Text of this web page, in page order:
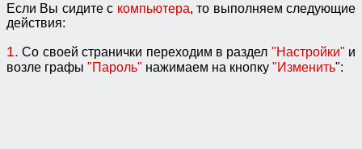
Если Вы сидите с компьютера, то выполняем следующие
действия:
1. Со своей странички переходим в раздел "Настройки" и
возле графы "Пароль" нажимаем на кнопку "Изменить":